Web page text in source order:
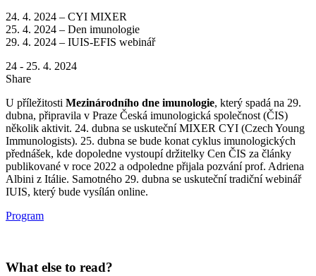
24. 4. 2024 – CYI MIXER
25. 4. 2024 – Den imunologie
29. 4. 2024 – IUIS-EFIS webinář
24 - 25. 4. 2024
Share
U příležitosti Mezinárodního dne imunologie, který spadá na 29.
dubna, připravila v Praze Česká imunologická společnost (ČIS)
několik aktivit. 24. dubna se uskuteční MIXER CYI (Czech Young
Immunologists). 25. dubna se bude konat cyklus imunologických
přednášek, kde dopoledne vystoupí držitelky Cen ČIS za články
publikované v roce 2022 a odpoledne přijala pozvání prof. Adriena
Albini z Itálie. Samotného 29. dubna se uskuteční tradiční webinář
IUIS, který bude vysílán online.
Program
What else to read?